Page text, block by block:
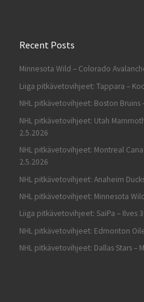
Recent Posts
Minnesota Wild – Colorado
Liiga pitkävetovihjeet: Tappara –
NHL pitkävetovihjeet: Boston Bruins
NHL pitkävetovihjeet: Utah
2.5.2026
NHL pitkävetovihjeet: Montreal
2.5.2026
NHL pitkävetovihjeet: Anaheim
NHL pitkävetovihjeet: Minnesota
Liiga pitkävetovihjeet: SaiPa – Ilves
NHL pitkävetovihjeet: Edmonton
NHL pitkävetovihjeet: Dallas Stars –